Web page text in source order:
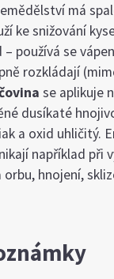
má
ke snižování
– používá se
rozkládají
se aplikuje
dusíkaté
a oxid uhličitý.
například při
hnojení,